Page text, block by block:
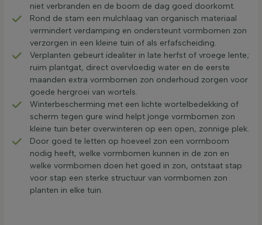
niet verbranden en de boom de dag goed doorkomt.
Rond de stam een mulchlaag van organisch materiaal
vermindert verdamping en ondersteunt vormbomen zon
verzorgen in een kleine tuin of als erfafscheiding.
Verplanten gebeurt idealiter in late herfst of vroege lente;
ruim plantgat, direct overvloedig water en de eerste
maanden extra vormbomen zon onderhoud zorgen voor
goede hergroei van wortels.
Winterbescherming met een lichte wortelbedekking of
scherm tegen gure wind helpt jonge vormbomen zon
kleine tuin beter overwinteren op een open, zonnige plek.
Door goed te letten op hoeveel zon een vormboom
nodig heeft, welke vormbomen kunnen in de zon en
welke vormbomen doen het goed in zon, ontstaat stap
voor stap een sterke structuur van vormbomen zon
planten in elke tuin.